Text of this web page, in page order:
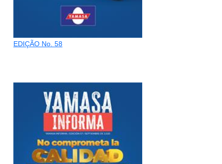
EDIÇÃO No. 58